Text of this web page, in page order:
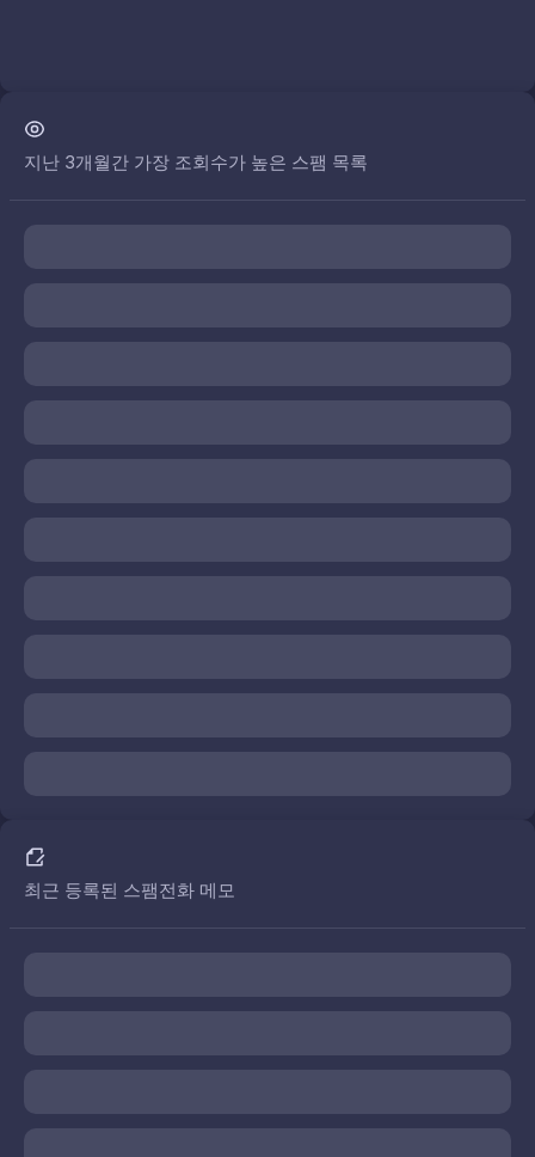
지난 3개월간 가장 조회수가 높은 스팸 목록
최근 등록된 스팸전화 메모